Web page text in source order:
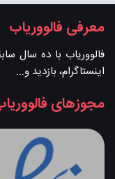
معرفی فالووریاب
فالووریاب با ده سال
اینستاگرام، بازدید و...
مجوزهای